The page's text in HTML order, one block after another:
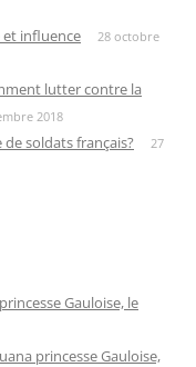
et influence
28 octobre
lutter contre la
2018
soldats français?
27
Gauloise, le
princesse Gauloise,